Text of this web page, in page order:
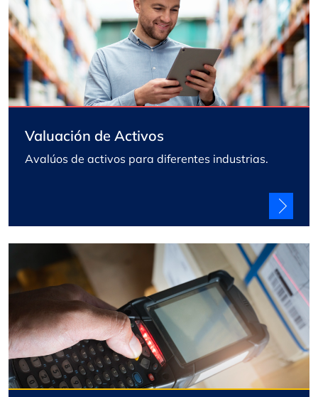
Valuación de Activos
Avalúos de activos para diferentes industrias.